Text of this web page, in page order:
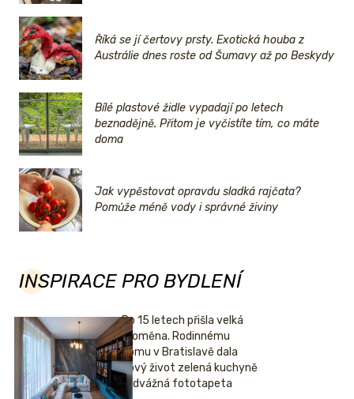
Říká se jí čertovy prsty. Exotická houba z
Austrálie dnes roste od Šumavy až po Beskydy
Bílé plastové židle vypadají po letech
beznadějně. Přitom je vyčistíte tím, co máte
doma
Jak vypěstovat opravdu sladká rajčata?
Pomůže méně vody i správné živiny
INSPIRACE PRO BYDLENÍ
Po 15 letech přišla velká
proměna. Rodinnému
domu v Bratislavě dala
nový život zelená kuchyně
i odvážná fototapeta